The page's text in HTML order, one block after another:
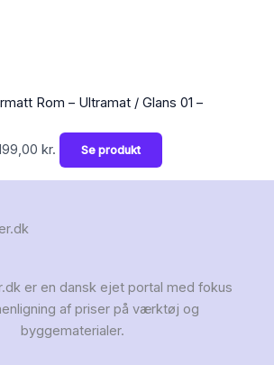
Rom – Ultramat / Glans 01 –
kr. Se produkt
er en dansk ejet portal med fokus
af priser på værktøj og
byggematerialer.